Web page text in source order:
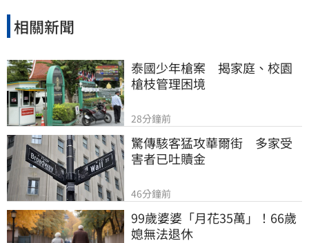
相關新聞
泰國少年槍案　揭家庭、校園
槍枝管理困境
28分鐘前
驚傳駭客猛攻華爾街　多家受
害者已吐贖金
46分鐘前
99歲婆婆「月花35萬」！66歲
媳無法退休